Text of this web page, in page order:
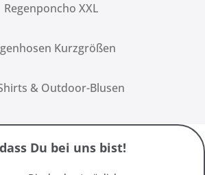
Regenponcho XXL
Kurzgrößen
& Outdoor-Blusen
Du bei uns bist!